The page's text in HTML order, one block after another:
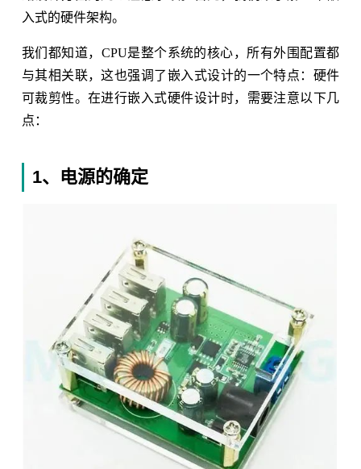
入式的硬件架构。
我们都知道，CPU是整个系统的核心，所有外围配置都
与其相关联，这也强调了嵌入式设计的一个特点：硬件
可裁剪性。在进行嵌入式硬件设计时，需要注意以下几
点：
1、电源的确定